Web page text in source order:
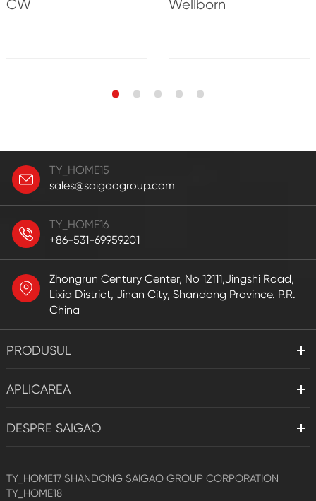
CW
Wellborn
TY_HOME15
sales@saigaogroup.com
TY_HOME16
+86-531-69959201
Zhongrun Century Center, No 12111,Jingshi Road,
Lixia District, Jinan City, Shandong Province. P.R.
China
PRODUSUL
APLICAREA
DESPRE SAIGAO
TY_HOME17 SHANDONG SAIGAO GROUP CORPORATION
TY_HOME18